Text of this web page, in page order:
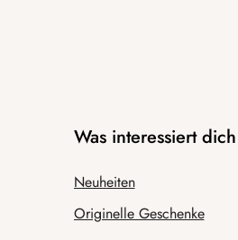
Was interessiert
Neuheiten
Originelle Geschenke